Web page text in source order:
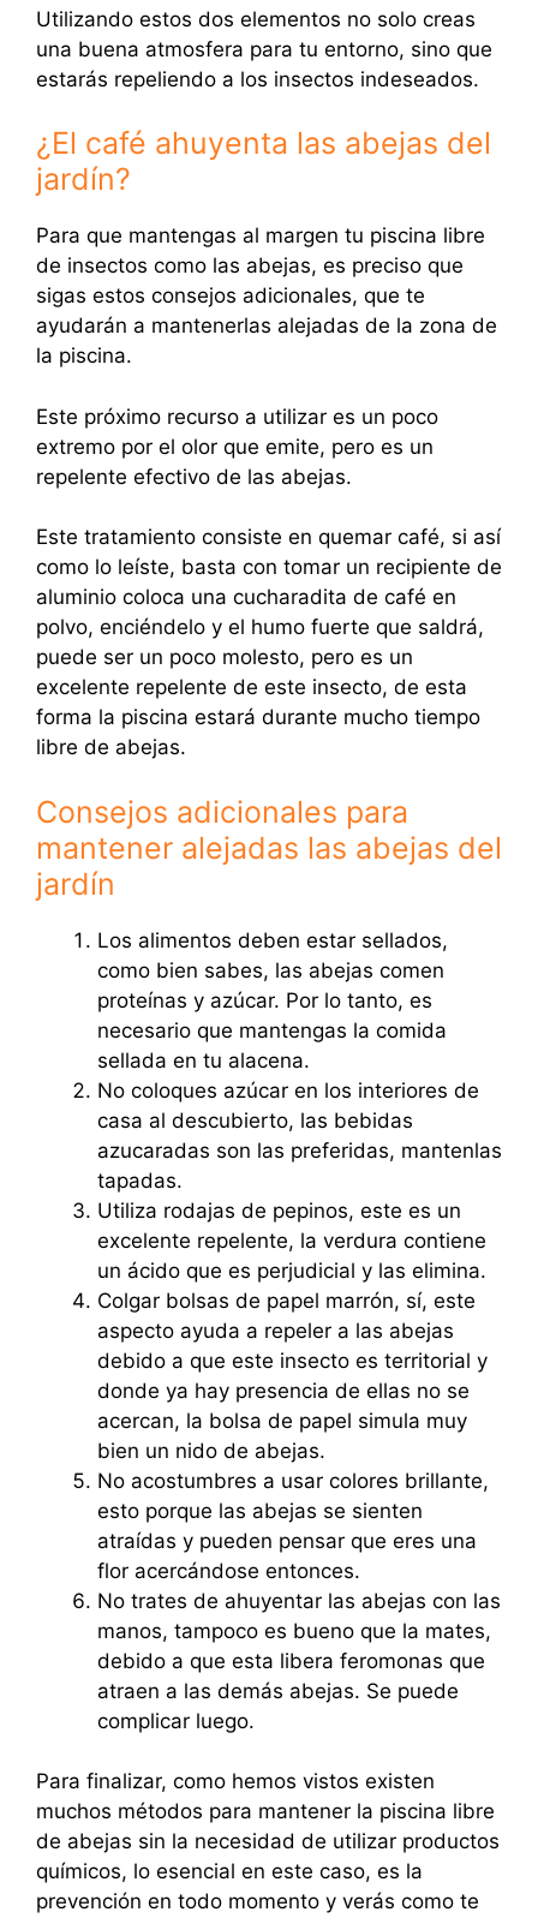
Utilizando estos dos elementos no solo creas
una buena atmosfera para tu entorno, sino que
estarás repeliendo a los insectos indeseados.
¿El café ahuyenta las abejas del
jardín?
Para que mantengas al margen tu piscina libre
de insectos como las abejas, es preciso que
sigas estos consejos adicionales, que te
ayudarán a mantenerlas alejadas de la zona de
la piscina.
Este próximo recurso a utilizar es un poco
extremo por el olor que emite, pero es un
repelente efectivo de las abejas.
Este tratamiento consiste en quemar café, si así
como lo leíste, basta con tomar un recipiente de
aluminio coloca una cucharadita de café en
polvo, enciéndelo y el humo fuerte que saldrá,
puede ser un poco molesto, pero es un
excelente repelente de este insecto, de esta
forma la piscina estará durante mucho tiempo
libre de abejas.
Consejos adicionales para
mantener alejadas las abejas del
jardín
Los alimentos deben estar sellados,
como bien sabes, las abejas comen
proteínas y azúcar. Por lo tanto, es
necesario que mantengas la comida
sellada en tu alacena.
No coloques azúcar en los interiores de
casa al descubierto, las bebidas
azucaradas son las preferidas, mantenlas
tapadas.
Utiliza rodajas de pepinos, este es un
excelente repelente, la verdura contiene
un ácido que es perjudicial y las elimina.
Colgar bolsas de papel marrón, sí, este
aspecto ayuda a repeler a las abejas
debido a que este insecto es territorial y
donde ya hay presencia de ellas no se
acercan, la bolsa de papel simula muy
bien un nido de abejas.
No acostumbres a usar colores brillante,
esto porque las abejas se sienten
atraídas y pueden pensar que eres una
flor acercándose entonces.
No trates de ahuyentar las abejas con las
manos, tampoco es bueno que la mates,
debido a que esta libera feromonas que
atraen a las demás abejas. Se puede
complicar luego.
Para finalizar, como hemos vistos existen
muchos métodos para mantener la piscina libre
de abejas sin la necesidad de utilizar productos
químicos, lo esencial en este caso, es la
prevención en todo momento y verás como te